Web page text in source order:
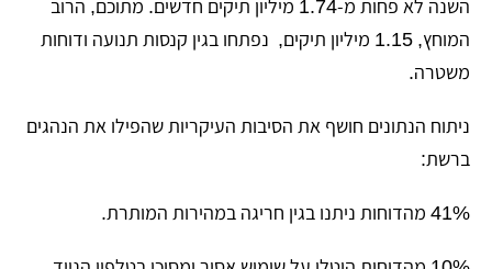
השנה לא פחות מ-1.74 מיליון תיקים חדשים. מתוכם, הרוב
המוחץ, 1.15 מיליון תיקים, נפתחו בגין קנסות תנועה ודוחות
משטרה.
​ניתוח הנתונים חושף את הסיבות העיקריות שהפילו את הנהגים
ברשת:
​41% מהדוחות ניתנו בגין חריגה במהירות המותרת.